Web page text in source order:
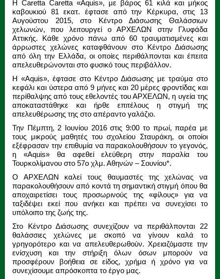
Η Caretta Caretta «Aquis», με βάρος 61 κιλά και μήκος
καβουκιού 81 εκατ. έφτασε από την Κέρκυρα, στις 13
Αυγούστου 2015, στο Κέντρο Διάσωσης Θαλάσσιων
χελωνών, που λειτουργεί ο ΑΡΧΕΛΩΝ στην Γλυφάδα
Αττικής. Κάθε χρόνο πάνω από 60 τραυματισμένες και
άρρωστες χελώνες καταφθάνουν στο Κέντρο Διάσωσης
από όλη την Ελλάδα, οι οποίες περιθάλπονται και έπειτα
απελευθερώνονται στο φυσικό τους περιβάλλον.
Η «Aquis», έφτασε στο Κέντρο Διάσωσης με τραύμα στο
κεφάλι και ύστερα από 9 μήνες και 20 μέρες φροντίδας και
περίθαλψης από τους εθελοντές του ΑΡΧΕΛΩΝ, η υγεία της
αποκαταστάθηκε και ήρθε επιτέλους η στιγμή της
απελευθέρωσης της στο απέραντο γαλάζιο.
Την Πέμπτη, 2 Ιουνίου 2016 στις 9:00 το πρωί, παρέα με
τους μικρούς μαθητές του σχολείου Σταυράκη, οι οποίοι
εξέφρασαν την επιθυμία να παρακολουθήσουν το γεγονός,
η «Aquis» θα αφεθεί ελεύθερη στην παραλία του
Τουρκολίμανου στο 57ο χλμ. Αθηνών – Σουνίου*.
Ο ΑΡΧΕΛΩΝ καλεί τους θαυμαστές της χελώνας να
παρακολουθήσουν από κοντά τη σημαντική στιγμή όπου θα
αποχαιρετίσει τους προσωρινούς της «φίλους» για να
ταξιδέψει εκεί που ανήκει και πρέπει να συνεχίσει το
υπόλοιπο της ζωής της.
Στο Κέντρο Διάσωσης συνεχίζουν να περιθάλπονται 22
θαλάσσιες χελώνες με σκοπό να γίνουν καλά το
γρηγορότερο και να απελευθερωθούν. Χρειαζόμαστε την
ενίσχυση και την στήριξη όλων όσων μπορούν να
προσφέρουν βοήθεια σε είδος, χρήμα ή χρόνο για να
συνεχίσουμε απρόσκοπτα το έργο μας.